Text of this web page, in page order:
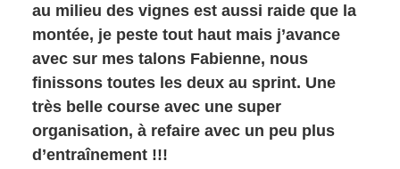
au milieu des vignes est aussi raide que la
montée, je peste tout haut mais j’avance
avec sur mes talons Fabienne, nous
finissons toutes les deux au sprint. Une
très belle course avec une super
organisation, à refaire avec un peu plus
d’entraînement !!!